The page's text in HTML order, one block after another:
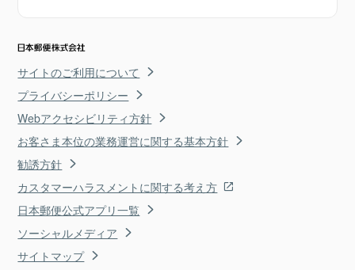
サイトのご利用について
プライバシーポリシー
Webアクセシビリティ方針
お客さま本位の業務運営に関する基本方針
勧誘方針
カスタマーハラスメントに関する考え方
日本郵便公式アプリ一覧
ソーシャルメディア
サイトマップ